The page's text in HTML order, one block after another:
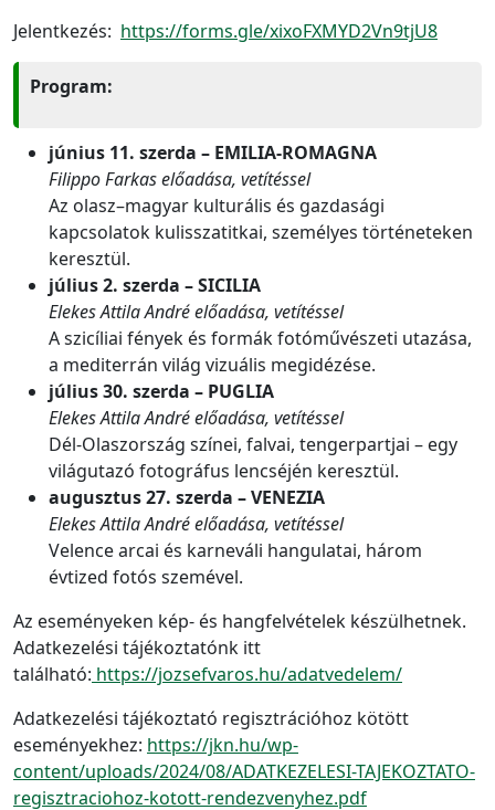
Jelentkezés: https://forms.gle/xixoFXMYD2Vn9tjU8
Program:
június 11. szerda – EMILIA-ROMAGNA
Filippo Farkas előadása, vetítéssel
Az olasz–magyar kulturális és gazdasági
kapcsolatok kulisszatitkai, személyes történeteken
keresztül.
július 2. szerda – SICILIA
Elekes Attila André előadása, vetítéssel
A szicíliai fények és formák fotóművészeti utazása,
a mediterrán világ vizuális megidézése.
július 30. szerda – PUGLIA
Elekes Attila André előadása, vetítéssel
Dél-Olaszország színei, falvai, tengerpartjai – egy
világutazó fotográfus lencséjén keresztül.
augusztus 27. szerda – VENEZIA
Elekes Attila André előadása, vetítéssel
Velence arcai és karneváli hangulatai, három
évtized fotós szemével.
Az eseményeken kép- és hangfelvételek készülhetnek.
Adatkezelési tájékoztatónk itt
található: https://jozsefvaros.hu/adatvedelem/
Adatkezelési tájékoztató regisztrációhoz kötött
eseményekhez: https://jkn.hu/wp-
content/uploads/2024/08/ADATKEZELESI-TAJEKOZTATO-
regisztraciohoz-kotott-rendezvenyhez.pdf